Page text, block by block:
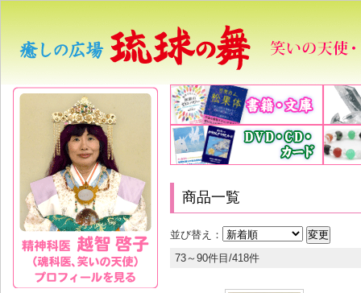
商品一覧
並び替え：
73～90件目/418件